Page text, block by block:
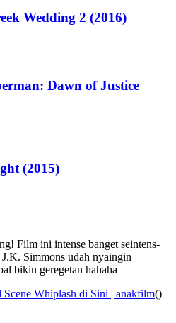
Wedding 2 (2016)
Dawn of Justice
(2015)
Film ini intense banget seintens-
Simmons udah nyaingin
bikin geregetan hahaha
Scene Whiplash di Sini | anakfilm()